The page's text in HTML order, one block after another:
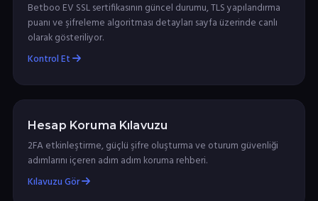
Betboo EV SSL sertifikasının güncel durumu, TLS yapılandırma
puanı ve şifreleme algoritması detayları sayfa üzerinde canlı
olarak gösteriliyor.
Kontrol Et
Hesap Koruma Kılavuzu
2FA etkinleştirme, güçlü şifre oluşturma ve oturum güvenliği
adımlarını içeren adım adım koruma rehberi.
Kılavuzu Gör